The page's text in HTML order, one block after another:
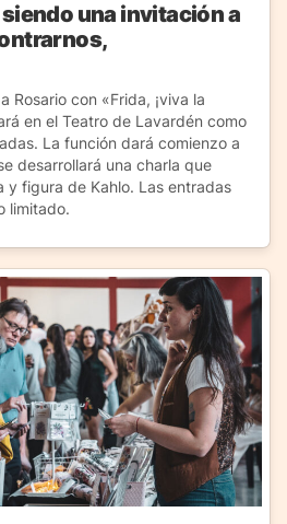
una invitación a
Rosario con «Frida, ¡viva la
en el Teatro de Lavardén como
La función dará comienzo a
desarrollará una charla que
y figura de Kahlo. Las entradas
limitado.